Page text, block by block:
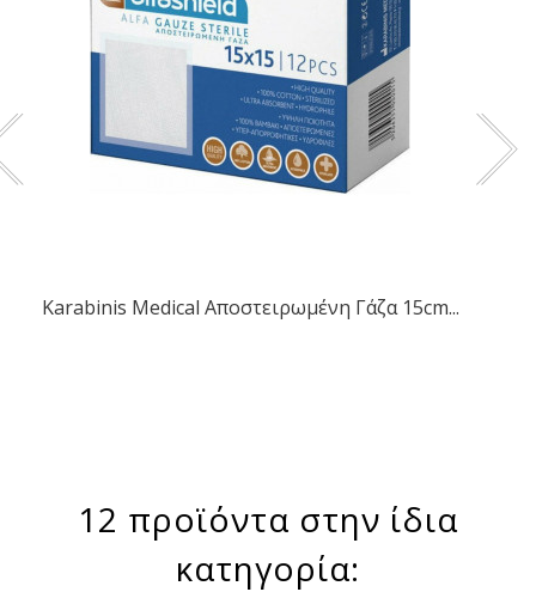
Karabinis Medical Αποστειρωμένη Γάζα 15cm...
12 προϊόντα στην ίδια
κατηγορία: